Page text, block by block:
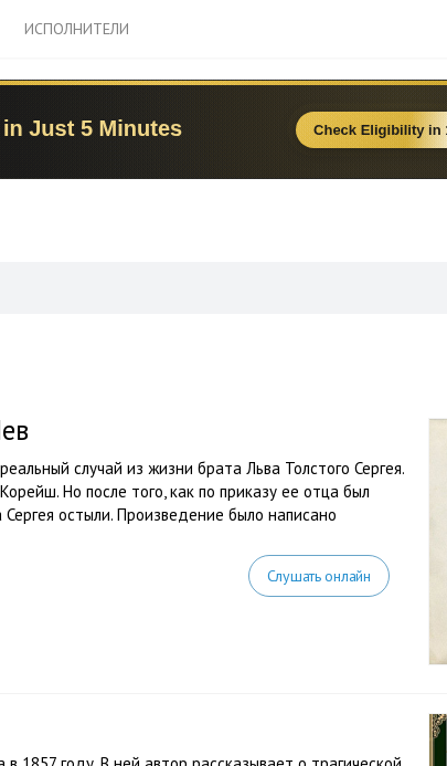
ИСПОЛНИТЕЛИ
случай из жизни брата Льва Толстого Сергея.
Но после того, как по приказу ее отца был
остыли. Произведение было написано
Слушать онлайн